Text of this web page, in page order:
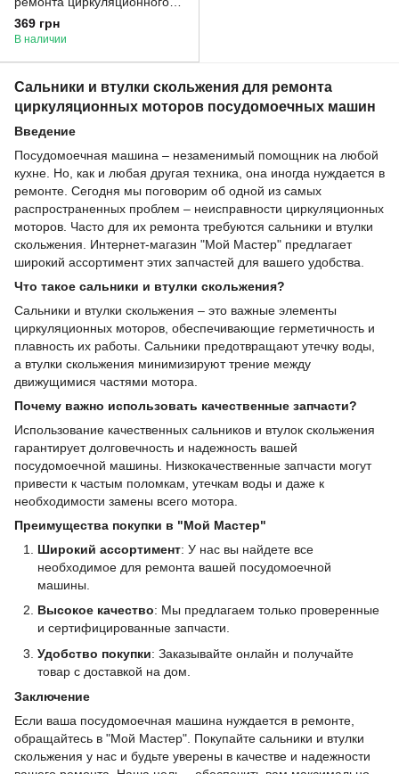
мотора ПММ Bosch,
Siemens 755078, тип №3,
369 грн
В наличии
Сальники и втулки скольжения для ремонта
циркуляционных моторов посудомоечных машин
Введение
Посудомоечная машина – незаменимый помощник на любой
кухне. Но, как и любая другая техника, она иногда нуждается в
ремонте. Сегодня мы поговорим об одной из самых
распространенных проблем – неисправности циркуляционных
моторов. Часто для их ремонта требуются сальники и втулки
скольжения. Интернет-магазин "Мой Мастер" предлагает
широкий ассортимент этих запчастей для вашего удобства.
Что такое сальники и втулки скольжения?
Сальники и втулки скольжения – это важные элементы
циркуляционных моторов, обеспечивающие герметичность и
плавность их работы. Сальники предотвращают утечку воды,
а втулки скольжения минимизируют трение между
движущимися частями мотора.
Почему важно использовать качественные запчасти?
Использование качественных сальников и втулок скольжения
гарантирует долговечность и надежность вашей
посудомоечной машины. Низкокачественные запчасти могут
привести к частым поломкам, утечкам воды и даже к
необходимости замены всего мотора.
Преимущества покупки в "Мой Мастер"
Широкий ассортимент: У нас вы найдете все
необходимое для ремонта вашей посудомоечной
машины.
Высокое качество: Мы предлагаем только проверенные
и сертифицированные запчасти.
Удобство покупки: Заказывайте онлайн и получайте
товар с доставкой на дом.
Заключение
Если ваша посудомоечная машина нуждается в ремонте,
обращайтесь в "Мой Мастер". Покупайте сальники и втулки
скольжения у нас и будьте уверены в качестве и надежности